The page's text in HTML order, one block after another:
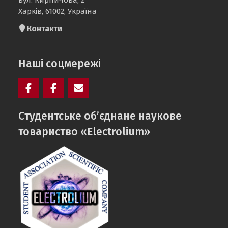
Харків, 61002, Україна
Контакти
Наші соцмережі
кафедри
mail
Cтудентське об’єднане наукове
товариство «Electrolium»